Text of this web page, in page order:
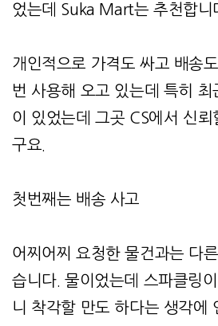
었는데 Suka Mart는 추천합니
개인적으로 가격도 싸고 배송
번 사용해 오고 있는데 특히
이 있었는데 그곳 CS에서 신
구요.
첫번째는 배송 사고
어찌어찌 요청한 물건과는 다
습니다. 물이었는데 스파클링
니 착각할 만도 하다는 생각에